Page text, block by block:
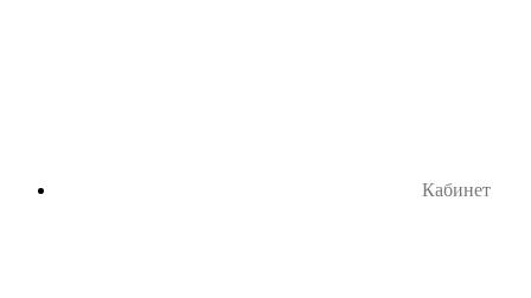
Кабинет